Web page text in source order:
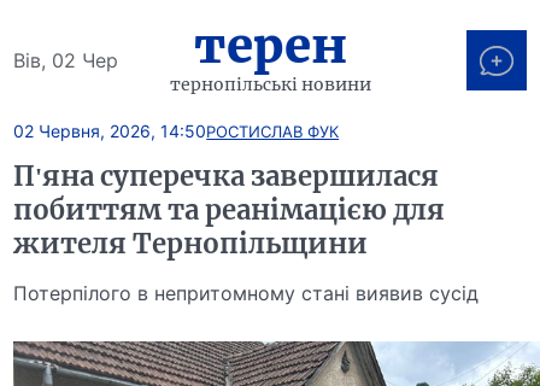
Вів, 02 Чер терен
тернопільські новини
02 Червня, 2026, 14:50РОСТИСЛАВ ФУК
П'яна суперечка завершилася
побиттям та реанімацією для
жителя Тернопільщини
Потерпілого в непритомному стані виявив сусід